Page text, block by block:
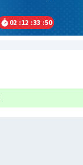
02 :12 :33 :50